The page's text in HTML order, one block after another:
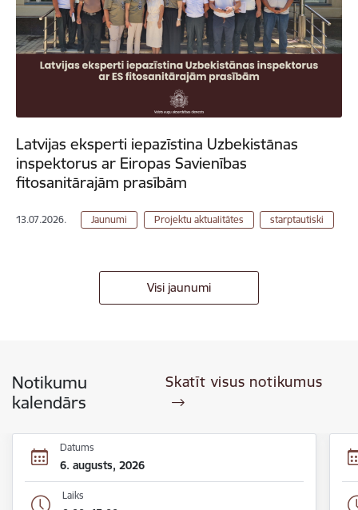
Latvijas eksperti iepazīstina Uzbekistānas
inspektorus ar Eiropas Savienības
fitosanitārajām prasībām
13.07.2026. Jaunumi Projektu aktualitātes starptautiski
Visi jaunumi
Notikumu
kalendārs
Skatīt visus notikumus
Datums
6. augusts, 2026
Laiks